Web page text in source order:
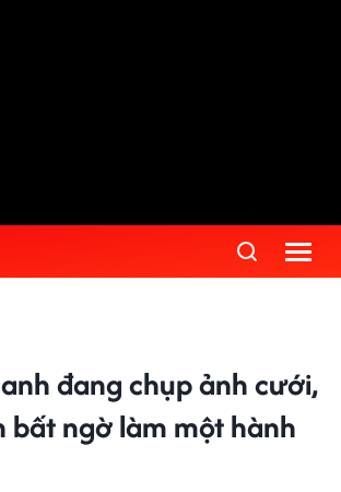
đang chụp ảnh cưới,
bất ngờ làm một hành